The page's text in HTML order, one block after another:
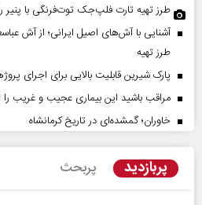
طرز تهیه تارت فلپ‌جک توت‌فرنگی با پنیر
آشنایی با آش‌های اصیل ایرانی؛ از آش
طرز تهیه
پارک شیرین قابلیت‌ بالایی برای اجرای
مراقب باشید این بیماری عجیب و غریب را
خاوران؛ گمشده‌ای در تاریخ کرمانشاه
پربازدید پربحث